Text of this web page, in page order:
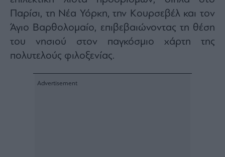
Παρίσι, τη Νέα Υόρκη, την Κουρσεβέλ και τον
Άγιο Βαρθολομαίο, επιβεβαιώνοντας τη θέση
του νησιού στον παγκόσμιο χάρτη της
πολυτελούς φιλοξενίας.